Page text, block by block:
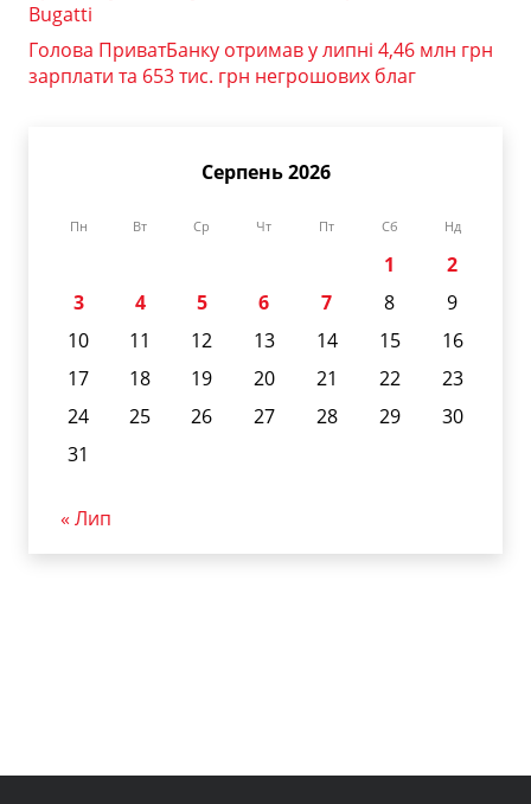
Bugatti
Голова ПриватБанку отримав у липні 4,46 млн грн
зарплати та 653 тис. грн негрошових благ
Серпень 2026
Пн Вт Ср Чт Пт Сб Нд
1
2
3
4 5 6 7 8
9
10
11 12 13 14 15
16
17
18 19 20 21 22
23
24
25 26 27 28 29
30
31
« Лип